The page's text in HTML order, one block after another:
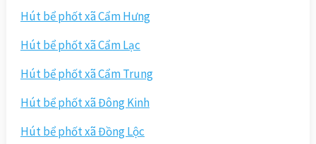
Hút bể phốt xã Cẩm Hưng
Hút bể phốt xã Cẩm Lạc
Hút bể phốt xã Cẩm Trung
Hút bể phốt xã Đông Kinh
Hút bể phốt xã Đồng Lộc